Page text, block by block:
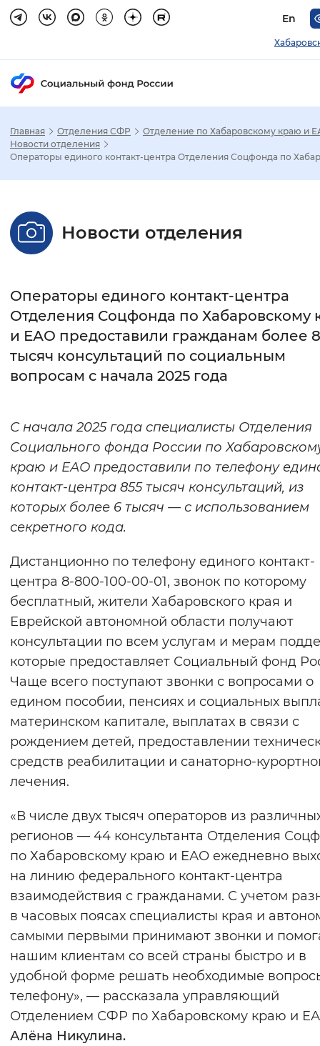
En
Настройка режима отображения
Стандартный Увеличенный
Без засечек С засечками
Интервал между буквами
Нормальный Увеличенный
Монохромный Инверсивный
Синий фон
Изображения
Включены
Звуковой ассистент
Воспроизвести Остановить
Вернуть стандартные настройки
Главная Отделения СФР
Отделение по Хабаровскому краю и
Новости отделения
Операторы единого контакт-центра Отделения Соцфонда по
Новости отделения
Операторы единого контакт-центра
Отделения Соцфонда по Хабаровскому
и ЕАО предоставили гражданам более
тысяч консультаций по социальным
вопросам с начала 2025 года
С начала 2025 года специалисты Отделения
Социального фонда России по
краю и ЕАО предоставили по телефону
контакт-центра 855 тысяч консультаций, из
которых более 6 тысяч — с использованием
секретного кода.
Дистанционно по телефону единого контакт-
центра 8-800-100-00-01, звонок по которому
бесплатный, жители Хабаровского края и
Еврейской автономной области получают
консультации по всем услугам и мерам
которые предоставляет Социальный фонд
Чаще всего поступают звонки с вопросами о
едином пособии, пенсиях и социальных
материнском капитале, выплатах в связи с
рождением детей, предоставлении
средств реабилитации и санаторно-
лечения.
«В числе двух тысяч операторов из
регионов — 44 консультанта Отделения
по Хабаровскому краю и ЕАО ежедневно
на линию федерального контакт-центра
взаимодействия с гражданами. С учетом
в часовых поясах специалисты края и
самыми первыми принимают звонки и
нашим клиентам со всей страны быстро и в
удобной форме решать необходимые
телефону», — рассказала управляющий
Отделением СФР по Хабаровскому краю и
Алёна Никулина.